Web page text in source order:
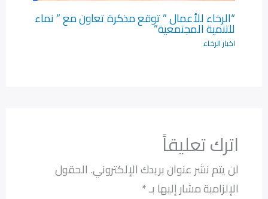
“الرخاء للأعمال ” توقع مذكرة تعاون مع ” نماء
للتنمية المجتمعية”
اخبار الرخاء
اترك تعليقاً
لن يتم نشر عنوان بريدك الإلكتروني. الحقول
الإلزامية مشار إليها بـ*